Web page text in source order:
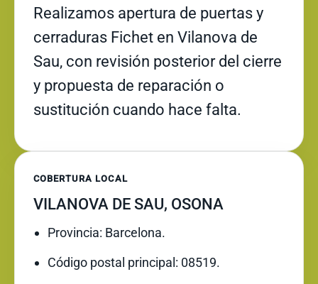
Realizamos apertura de puertas y
cerraduras Fichet en Vilanova de
Sau, con revisión posterior del cierre
y propuesta de reparación o
sustitución cuando hace falta.
COBERTURA LOCAL
VILANOVA DE SAU, OSONA
Provincia: Barcelona.
Código postal principal: 08519.